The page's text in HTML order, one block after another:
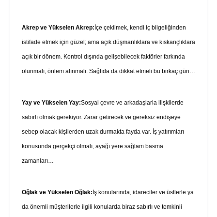
Akrep ve Yükselen Akrep:İçe çekilmek, kendi iç bilgeliğinden
istifade etmek için güzel; ama açık düşmanlıklara ve kıskançlıklara
açık bir dönem. Kontrol dışında gelişebilecek faktörler farkında
olunmalı, önlem alınmalı. Sağlıda da dikkat etmeli bu birkaç gün…
Yay ve Yükselen Yay:Sosyal çevre ve arkadaşlarla ilişkilerde
sabırlı olmak gerekiyor. Zarar getirecek ve gereksiz endişeye
sebep olacak kişilerden uzak durmakta fayda var. İş yatırımları
konusunda gerçekçi olmalı, ayağı yere sağlam basma
zamanları…
Oğlak ve Yükselen Oğlak:İş konularında, idareciler ve üstlerle ya
da önemli müşterilerle ilgili konularda biraz sabırlı ve temkinli